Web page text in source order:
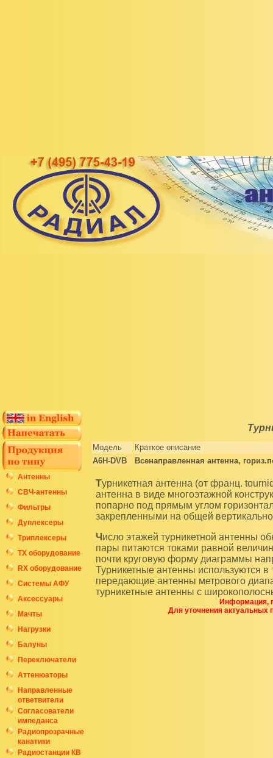
Антенны
СВЧ-антенны
Фильтры
Дуплексеры
Триплексеры
ТХ оборудование
RX оборудование
Системы АФУ
Аксессуары
Мачты
Нагрузки
Балуны
Переключатели
Аттенюаторы
Направленные
ответвители
Согласователи
импеданса
Радиопрозрачные
канатики
Радиостанции КВ
Модель
Краткое описание
A6H-DVB
Всенаправленная антенна,
Турникетная антенна (от франц. tourniquet — турникет, вертящаяся крестовина), сложная
антенна в виде многоэтажной
попарно под прямым углом
закрепленными на общей
Число этажей турникетной антенны обычно от 1 до нескольких десятков. Вибраторы каждой
пары питаются токами равной
почти круговую форму диаграммы
Турникетные антенны используются
передающие антенны метрового
турникетные антенны с
Информация,
Для уточнения актуальных